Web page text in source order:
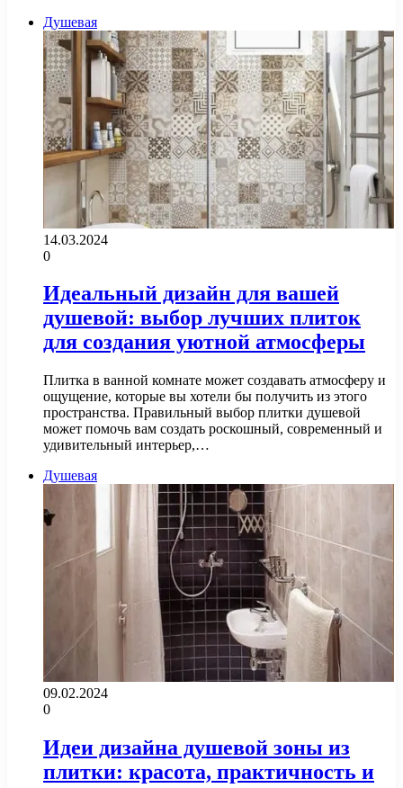
Душевая
14.03.2024
0
Идеальный дизайн для вашей
душевой: выбор лучших плиток
для создания уютной атмосферы
Плитка в ванной комнате может создавать атмосферу и
ощущение, которые вы хотели бы получить из этого
пространства. Правильный выбор плитки душевой
может помочь вам создать роскошный, современный и
удивительный интерьер,…
Душевая
09.02.2024
0
Идеи дизайна душевой зоны из
плитки: красота, практичность и